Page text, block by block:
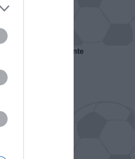
senza presidente